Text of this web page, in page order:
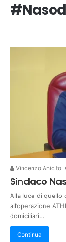
Vincenzo Anicito
Sindaco
Alla luce di quello
all’operazione
domiciliari…
Continua